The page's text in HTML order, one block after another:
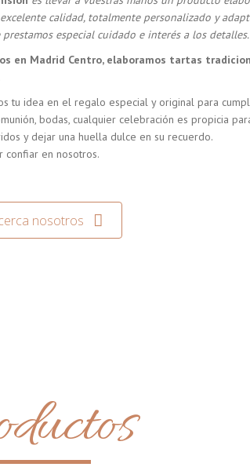
calidad, totalmente personalizado y
especial cuidado e interés a los detalles.
en Madrid Centro, elaboramos tartas
tu idea en el regalo especial y original para
bodas, cualquier celebración es propicia
y dejar una huella dulce en su recuerdo.
confiar en nosotros.
nosotros